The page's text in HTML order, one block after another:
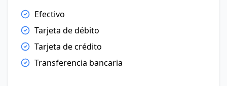
Efectivo
Tarjeta de débito
Tarjeta de crédito
Transferencia bancaria